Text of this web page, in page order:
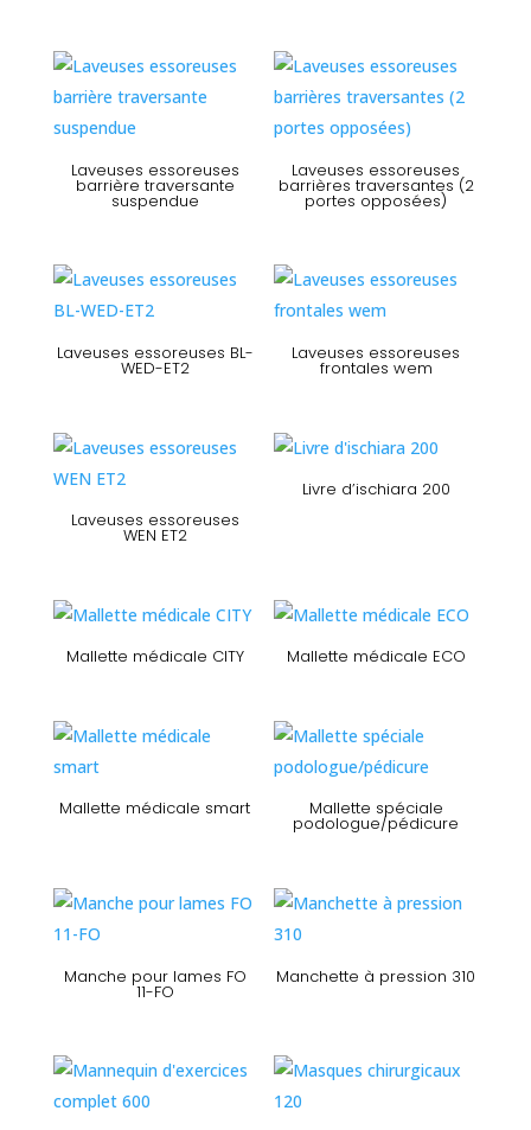
Laveuses essoreuses
barrière traversante
suspendue
Laveuses essoreuses
barrières traversantes (2
portes opposées)
Laveuses essoreuses BL-
WED-ET2
Laveuses essoreuses
frontales wem
Laveuses essoreuses
WEN ET2
Livre d’ischiara 200
Mallette médicale CITY Mallette médicale ECO
Mallette médicale smart Mallette spéciale
podologue/pédicure
Manche pour lames FO
11-FO
Manchette à pression 310